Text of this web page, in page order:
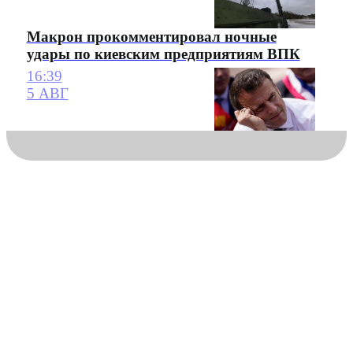
Макрон прокомментировал ночные
удары по киевским предприятиям ВПК
16:39
5 АВГ